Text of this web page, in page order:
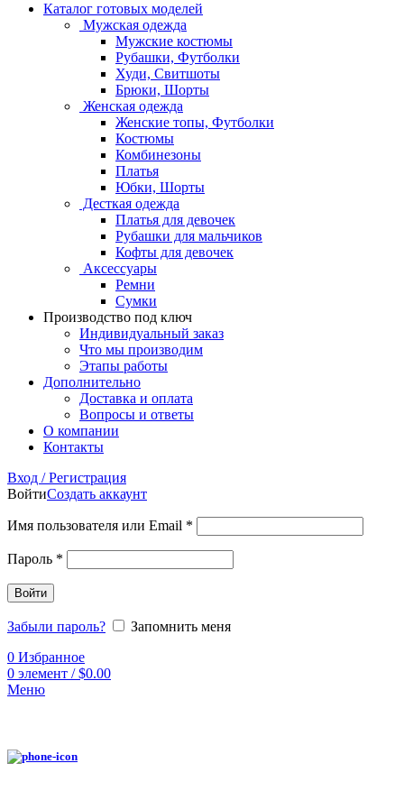
Каталог готовых моделей
Мужская одежда
Мужские костюмы
Рубашки, Футболки
Худи, Свитшоты
Брюки, Шорты
Женская одежда
Женские топы, Футболки
Костюмы
Комбинезоны
Платья
Юбки, Шорты
Десткая одежда
Платья для девочек
Рубашки для мальчиков
Кофты для девочек
Аксессуары
Ремни
Сумки
Производство под ключ
Индивидуальный заказ
Что мы производим
Этапы работы
Дополнительно
Доставка и оплата
Вопросы и ответы
О компании
Контакты
Вход / Регистрация
ВойтиСоздать аккаунт
Имя пользователя или Email *
Пароль *
Войти
Забыли пароль?
Запомнить меня
0 Избранное
0 элемент / $0.00
Меню